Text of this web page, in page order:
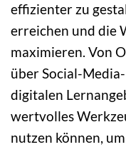
effizienter zu
erreichen und die
maximieren. Von
über Social-
digitalen
wertvolles
nutzen können,